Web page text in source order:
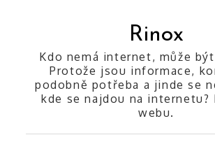
Rinox
Kdo nemá internet, může
Protože jsou informace,
podobně potřeba a jinde se
kde se najdou na internetu?
webu.